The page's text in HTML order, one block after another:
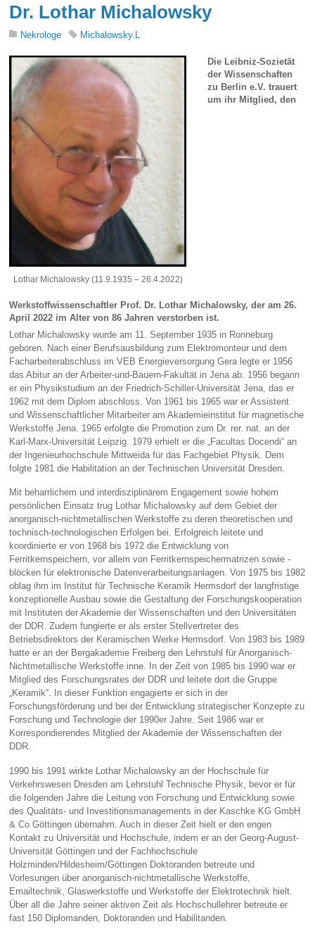
Dr. Lothar Michalowsky
Nekrologe Michalowsky.L
Lothar Michalowsky (11.9.1935 – 26.4.2022)
Die Leibniz-Sozietät
der Wissenschaften
zu Berlin e.V. trauert
um ihr Mitglied, den
Werkstoffwissenschaftler Prof. Dr. Lothar Michalowsky,der am 26.
April 2022 im Alter von 86 Jahren verstorben ist.
Lothar Michalowsky wurde am 11. September 1935 in Ronneburg
geboren. Nach einer Berufsausbildung zum Elektromonteur und dem
Facharbeiterabschluss im VEB Energieversorgung Gera legte er 1956
das Abitur an der Arbeiter-und-Bauern-Fakultät in Jena ab. 1956 begann
er ein Physikstudium an der Friedrich-Schiller-Universität Jena, das er
1962 mit dem Diplom abschloss. Von 1961 bis 1965 war er Assistent
und Wissenschaftlicher Mitarbeiter am Akademieinstitut für magnetische
Werkstoffe Jena. 1965 erfolgte die Promotion zum Dr. rer. nat. an der
Karl-Marx-Universität Leipzig. 1979 erhielt er die „Facultas Docendi“ an
der Ingenieurhochschule Mittweida für das Fachgebiet Physik. Dem
folgte 1981 die Habilitation an der Technischen Universität Dresden.
Mit beharrlichem und interdisziplinärem Engagement sowie hohem
persönlichen Einsatz trug Lothar Michalowsky auf dem Gebiet der
anorganisch-nichtmetallischen Werkstoffe zu deren theoretischen und
technisch-technologischen Erfolgen bei. Erfolgreich leitete und
koordinierte er von 1968 bis 1972 die Entwicklung von
Ferritkernspeichern, vor allem von Ferritkernspeichermatrizen sowie -
blöcken für elektronische Datenverarbeitungsanlagen. Von 1975 bis 1982
oblag ihm im Institut für Technische Keramik Hermsdorf der langfristige
konzeptionelle Ausbau sowie die Gestaltung der Forschungskooperation
mit Instituten der Akademie der Wissenschaften und den Universitäten
der DDR. Zudem fungierte er als erster Stellvertreter des
Betriebsdirektors der Keramischen Werke Hermsdorf. Von 1983 bis 1989
hatte er an der Bergakademie Freiberg den Lehrstuhl für Anorganisch-
Nichtmetallische Werkstoffe inne. In der Zeit von 1985 bis 1990 war er
Mitglied des Forschungsrates der DDR und leitete dort die Gruppe
„Keramik“. In dieser Funktion engagierte er sich in der
Forschungsförderung und bei der Entwicklung strategischer Konzepte zu
Forschung und Technologie der 1990er Jahre. Seit 1986 war er
Korrespondierendes Mitglied der Akademie der Wissenschaften der
DDR.
1990 bis 1991 wirkte Lothar Michalowsky an der Hochschule für
Verkehrswesen Dresden am Lehrstuhl Technische Physik, bevor er für
die folgenden Jahre die Leitung von Forschung und Entwicklung sowie
des Qualitäts- und Investitionsmanagements in der Kaschke KG GmbH
& Co Göttingen übernahm. Auch in dieser Zeit hielt er den engen
Kontakt zu Universität und Hochschule, indem er an der Georg-August-
Universität Göttingen und der Fachhochschule
Holzminden/Hildesheim/Göttingen Doktoranden betreute und
Vorlesungen über anorganisch-nichtmetallische Werkstoffe,
Emailtechnik, Glaswerkstoffe und Werkstoffe der Elektrotechnik hielt.
Über all die Jahre seiner aktiven Zeit als Hochschullehrer betreute er
fast 150 Diplomanden, Doktoranden und Habilitanden.